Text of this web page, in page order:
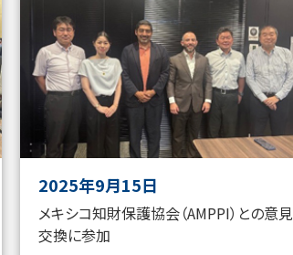
2025年9月15日
メキシコ知財保護協会（AMPPI）との意見
交換に参加